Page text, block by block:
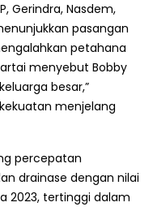
Gerindra, Nasdem,
pasangan
petahana
menyebut Bobby
besar,”
menjelang
percepatan
drainase dengan nilai
2023, tertinggi dalam